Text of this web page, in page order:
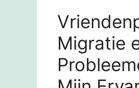
Migratie